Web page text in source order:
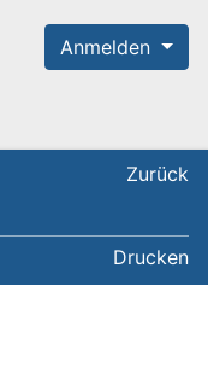
Anmelden
Zurück
Drucken